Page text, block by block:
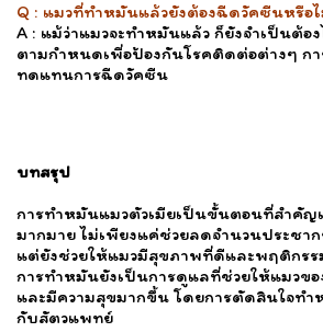
Q : แมวที่ทำหมันแล้วยังต้องฉีดวัคซีนหรือไ
A : แม้ว่าแมวจะทำหมันแล้ว ก็ยังจำเป็นต้
ตามกำหนดเพื่อป้องกันโรคติดต่อต่างๆ ก
ทดแทนการฉีดวัคซีน
บทสรุป
การทำหมันแมวตัวเมียเป็นขั้นตอนที่สำคัญ
มากมาย ไม่เพียงแค่ช่วยลดจำนวนประชา
แต่ยังช่วยให้แมวมีสุขภาพที่ดีและพฤติกรร
การทำหมันยังเป็นการดูแลที่ช่วยให้แมวข
และมีความสุขมากขึ้น โดยการตัดสินใจทำ
กับสัตวแพทย์